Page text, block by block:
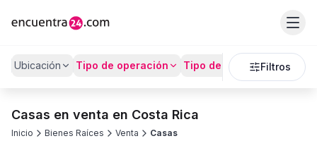
Ubicación Tipo de operación Tipo de PropiedadFiltros
Casas en venta en Costa Rica
Inicio Bienes Raíces Venta
Casas